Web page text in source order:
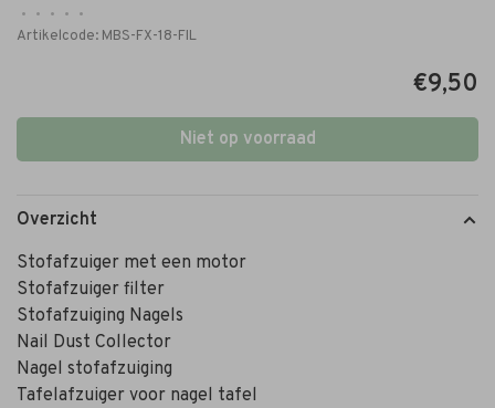
• • • •
•
Artikelcode: MBS-FX-18-FIL
€9,50
Niet op voorraad
Overzicht
Stofafzuiger met een motor
Stofafzuiger filter
Stofafzuiging Nagels
Nail Dust Collector
Nagel stofafzuiging
Tafelafzuiger voor nagel tafel